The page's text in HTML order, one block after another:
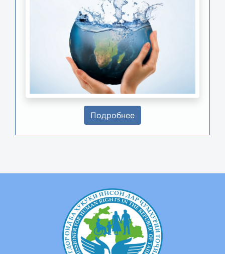
Подробнее